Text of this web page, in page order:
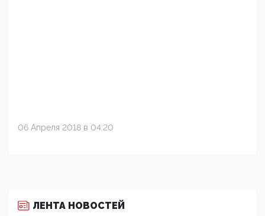
06 Апреля 2018 в 04:20
ЛЕНТА НОВОСТЕЙ